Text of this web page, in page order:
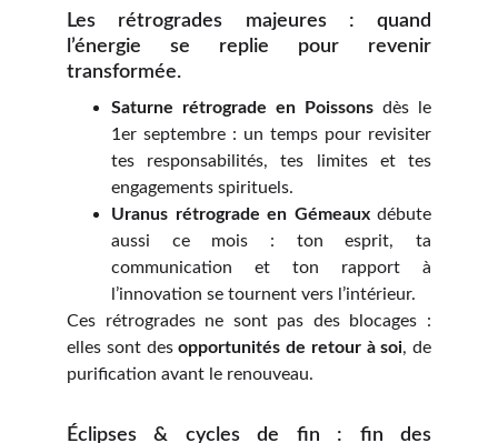
Les rétrogrades majeures : quand
l’énergie se replie pour revenir
transformée.
Saturne rétrograde en Poissons dès le
1er septembre : un temps pour revisiter
tes responsabilités, tes limites et tes
engagements spirituels.
Uranus rétrograde en Gémeauxdébute
aussi ce mois : ton esprit, ta
communication et ton rapport à
l’innovation se tournent vers l’intérieur.
Ces rétrogrades ne sont pas des blocages :
elles sont desopportunités de retour à soi, de
purification avant le renouveau.
Éclipses & cycles de fin : fin des